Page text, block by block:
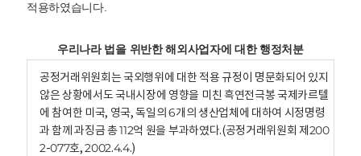
적용하였습니다.
우리나라 법을 위반한 해외사업자에 대한 행정처분
공정거래위원회는 국외행위에 대한 적용 규정이 명문화되어 있지
않은 상황에서도 국내시장에 영향을 미친 흑연전극봉 국제카르텔
에 참여한 미국, 영국, 독일의 6개의 생산업체에 대하여 시정명령
과 함께 과징금 총 112억 원을 부과하였다.(공정거래위원회 제200
2-077호, 2002.4.4.)